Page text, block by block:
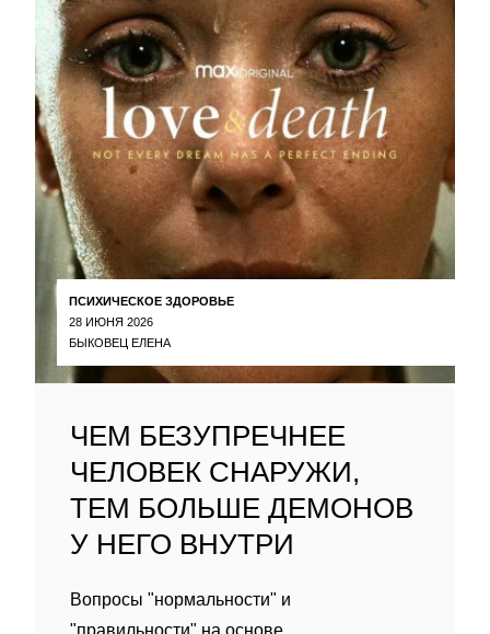
ПСИХИЧЕСКОЕ ЗДОРОВЬЕ
28 ИЮНЯ 2026
БЫКОВЕЦ ЕЛЕНА
ЧЕМ БЕЗУПРЕЧНЕЕ
ЧЕЛОВЕК СНАРУЖИ,
ТЕМ БОЛЬШЕ ДЕМОНОВ
У НЕГО ВНУТРИ
Вопросы "нормальности" и
"правильности" на основе